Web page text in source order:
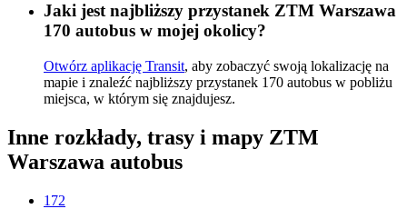
Jaki jest najbliższy przystanek ZTM Warszawa
170 autobus w mojej okolicy?
Otwórz aplikację Transit, aby zobaczyć swoją lokalizację na
mapie i znaleźć najbliższy przystanek 170 autobus w pobliżu
miejsca, w którym się znajdujesz.
Inne rozkłady, trasy i mapy ZTM
Warszawa autobus
172